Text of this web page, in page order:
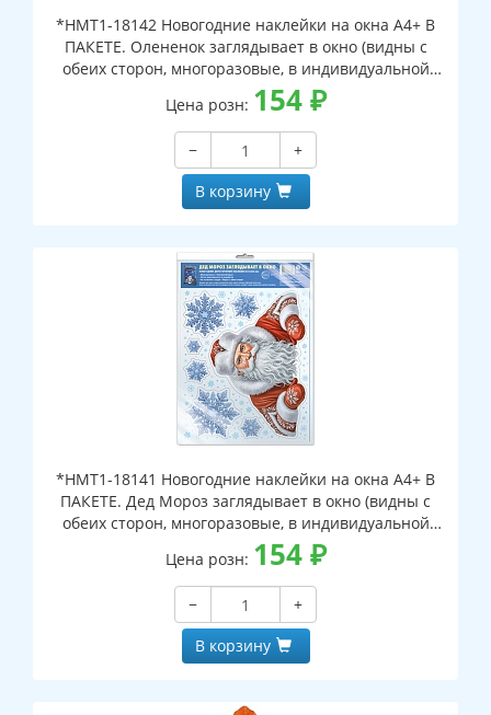
*НМТ1-18142 Новогодние наклейки на окна А4+ В
ПАКЕТЕ. Олененок заглядывает в окно (видны с
обеих сторон, многоразовые, в индивидуальной
упаковке, с европодвесом и клеевым клапаном)
Цена розн: 154₽
−
+
В корзину
*НМТ1-18141 Новогодние наклейки на окна А4+ В
ПАКЕТЕ. Дед Мороз заглядывает в окно (видны с
обеих сторон, многоразовые, в индивидуальной
упаковке, с европодвесом и клеевым клапаном)
Цена розн: 154₽
−
+
В корзину